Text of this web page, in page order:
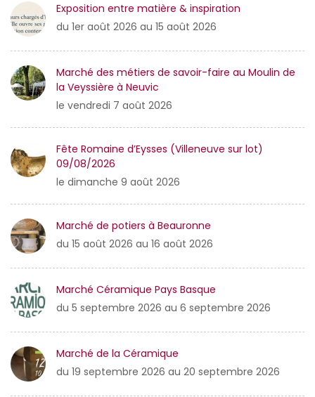
Exposition entre matière & inspiration
du 1er août 2026 au 15 août 2026
Marché des métiers de savoir-faire au Moulin de
la Veyssière à Neuvic
le vendredi 7 août 2026
Fête Romaine d’Eysses (Villeneuve sur lot)
09/08/2026
le dimanche 9 août 2026
Marché de potiers à Beauronne
du 15 août 2026 au 16 août 2026
Marché Céramique Pays Basque
du 5 septembre 2026 au 6 septembre 2026
Marché de la Céramique
du 19 septembre 2026 au 20 septembre 2026